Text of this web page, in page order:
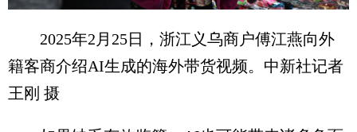
2025年2月25日，浙江义乌商户傅江燕向外
籍客商介绍AI生成的海外带货视频。中新社记者
王刚 摄